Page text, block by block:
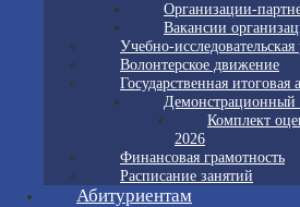
Организации-
Вакансии
Учебно-исследовательская
Волонтерское движение
Государственная итоговая
Демонстрационный
Комплект
2026
Финансовая грамотность
Расписание занятий
Абитуриентам